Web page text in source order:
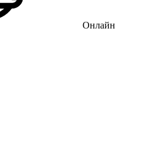
Онлайн